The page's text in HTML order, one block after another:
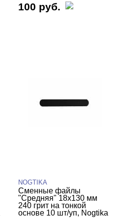
100 руб.
NOGTIKA
Сменные файлы
"Средняя" 18х130 мм
240 грит на тонкой
основе 10 шт/уп, Nogtika